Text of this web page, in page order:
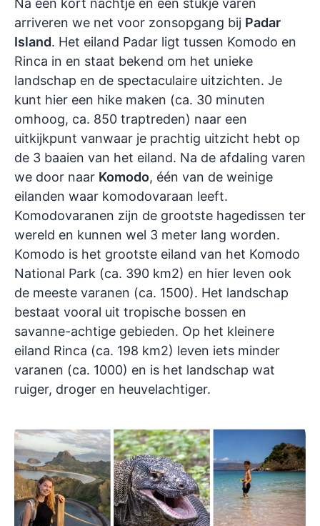
Na een kort nachtje en een stukje varen
arriveren we net voor zonsopgang bij Padar
Island. Het eiland Padar ligt tussen Komodo en
Rinca in en staat bekend om het unieke
landschap en de spectaculaire uitzichten. Je
kunt hier een hike maken (ca. 30 minuten
omhoog, ca. 850 traptreden) naar een
uitkijkpunt vanwaar je prachtig uitzicht hebt op
de 3 baaien van het eiland. Na de afdaling varen
we door naar Komodo, één van de weinige
eilanden waar komodovaraan leeft.
Komodovaranen zijn de grootste hagedissen ter
wereld en kunnen wel 3 meter lang worden.
Komodo is het grootste eiland van het Komodo
National Park (ca. 390 km2) en hier leven ook
de meeste varanen (ca. 1500). Het landschap
bestaat vooral uit tropische bossen en
savanne-achtige gebieden. Op het kleinere
eiland Rinca (ca. 198 km2) leven iets minder
varanen (ca. 1000) en is het landschap wat
ruiger, droger en heuvelachtiger.